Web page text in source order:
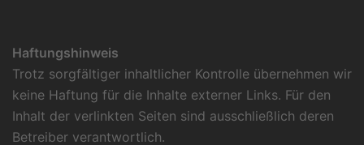
Haftungshinweis
Trotz sorgfältiger inhaltlicher Kontrolle übernehmen wir
keine Haftung für die Inhalte externer Links. Für den
Inhalt der verlinkten Seiten sind ausschließlich deren
Betreiber verantwortlich.